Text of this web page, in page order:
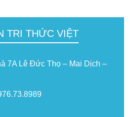
TRI THỨC VIỆT
7A Lê Đức Thọ – Mai Dịch –